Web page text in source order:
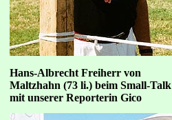
Hans-Albrecht Freiherr von
Maltzhahn (73 li.) beim Small-Talk
mit unserer Reporterin Gico